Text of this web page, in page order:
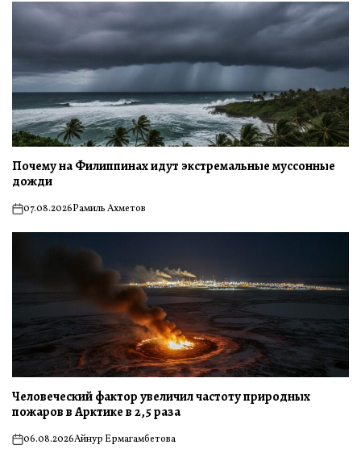
Почему на Филиппинах идут экстремальные муссонные
дожди
on07.08.2026Рамиль Ахметов
Человеческий фактор увеличил частоту природных
пожаров в Арктике в 2,5 раза
on06.08.2026Айнур Ермагамбетова